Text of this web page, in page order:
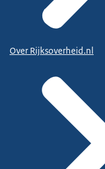
Over Rijksoverheid.nl